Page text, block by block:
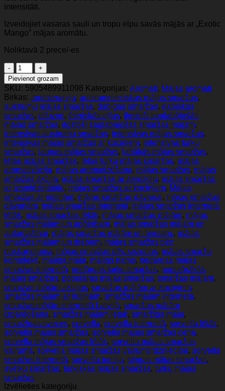
intensitāti.
Izveidojiet vasaras sauli un tropu elpu savās mājās ar „Exotic
Mango” mājas aromātu.
Noliktavā 2 prece/-es
Sorvella
Exotic
Mango
-
mājas
smarža
120ml
daudzums
Pievienot grozam
SKU: 5905489911098 Kategorijas: Aromati, Mājas aromāti
Birkas: aromterapija, austrumnieciskas mājas smaržas,
austrumu mājas smaržas, dabīgās smaržas, dabiskas
smaržas, difuzori, ēteriskās eļļas, ilgstoši saglabājošās
mājas smaržas, ilgstoši saglabājošās smaržas mājām,
intensīvas austrumu smaržas, intensīvas mājas smaržas,
intensīvas mājas smaržas ar kociņiem, intensīvas turku
smaržas, jaunas mājas smaržas, labākās mājas smaržas,
lētas mājas smaržas, lētas turku mājas smaržas, mājas
aromatizācija, mājas aromatizēšana, mājas smaržas, mājas
smaržas akcija, mājas smaržas ar aerosolu, mājas smaržas
ar izsmidzinātāju, mājas smaržas ar kociņiem, Mājas
smaržas ar nūjiņām, mājas smaržas dāvanai, mājas smaržas
dāvanām, mājas smaržas internetā, mājas smaržas internetā
lētāk, mājas smaržas lētāk, mājas smaržas mājām, mājas
smaržas mājām un apģērbam, mājas smaržas mājām un
automašīnai, mājas smaržas mājām un birojam., mājas
smaržas mājām un drēbēm, mājas smaržas pēc
noskaņojuma, mājas smaržas pēc sezonas, mājas smaržu
komplekti, mājīga māja, mājīgs nams, nedārgas mājas
smaržas internetā, nedārgas turku smaržas, populārākās
mājas smaržas, populāras mājas smaržas, smaržas mājām,
smaržas mājām akcijas, smaržas mājām ar kociņiem,
smaržas mājām ar nūjiņām, smaržas mājām internetā,
smaržas mājām internetā Latvijā, smaržas mājām
izpārdošana, smaržas mājām lētāk, smaržīga māja,
smaržīgas sveces, sorvella, sorvella internetā, sorvella lētāk,
sorvella mājas smaržas, sorvella mājas smaržas cena,
sorvella mājas smaržas lētāk, sorvella mājas smaržas
vairumā, sorvella mājas smaržas vairumtirdzniecība, sorvella
smaržas internetā, sorvella turcija, stipras mājas smaržas,
svētku smaržas, turkiskas mājas smaržas, turku mājas
smaržas
Izvēlieties kategoriju